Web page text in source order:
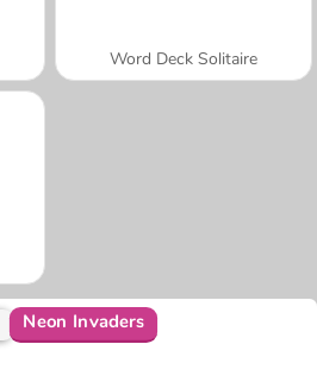
Word Deck Solitaire
Neon Invaders